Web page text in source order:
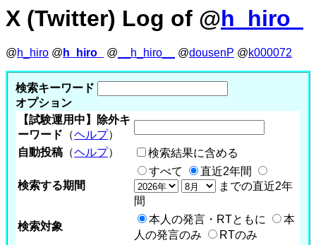
X (Twitter) Log of @h_hiro_
@h_hiro @ h_hiro_ @ __h_hiro__ @dousenP @k000072
検索キーワード
オプション
【試験運用中】除外キ
ーワード （ヘルプ）
自動投稿 （ヘルプ） 検索結果に含める
検索する期間
すべて
直近2年間
までの直近2年
間
検索対象
本人の発言・RTともに
本
人の発言のみ
RTのみ